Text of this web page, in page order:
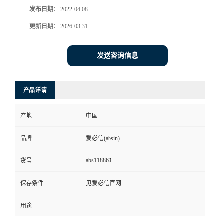
发布日期： 2022-04-08
更新日期： 2026-03-31
发送咨询信息
产品详请
产地 中国
品牌 爱必信(absin)
货号 abs118863
保存条件 见爱必信官网
用途